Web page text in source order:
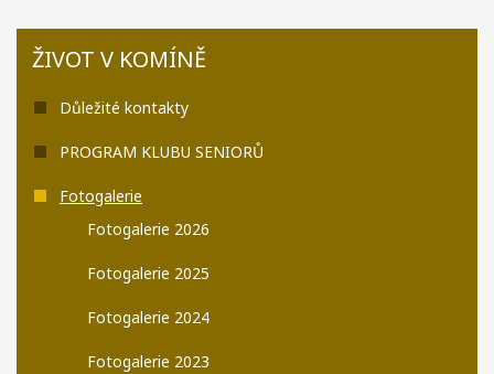
ŽIVOT V KOMÍNĚ
Důležité kontakty
PROGRAM KLUBU SENIORŮ
Fotogalerie
Fotogalerie 2026
Fotogalerie 2025
Fotogalerie 2024
Fotogalerie 2023